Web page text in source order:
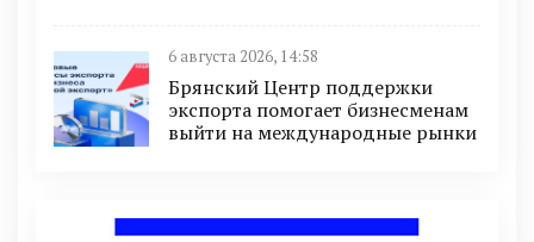
6 августа 2026, 14:58
Брянский Центр поддержки
экспорта помогает бизнесменам
выйти на международные рынки